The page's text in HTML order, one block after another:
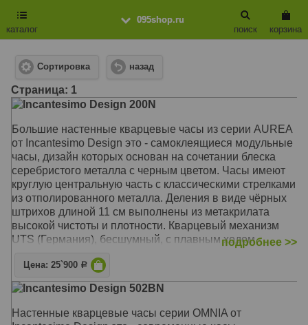
095shop.ru
каталог
корзина
поиск
Сортировка назад
Cтраница: 1
Incantesimo Design 200N
Большие настенные кварцевые часы из серии AUREA
от Incantesimo Design это - самоклеящиеся модульные
часы, дизайн которых основан на сочетании блеска
серебристого металла с черным цветом. Часы имеют
круглую центральную часть с классическими стрелками
из отполированного металла. Деления в виде чёрных
штрихов длиной 11 см выполнены из метакрилата
высокой чистоты и плотности. Кварцевый механизм
UTS (Германия), бесшумный, с плавным ходом.
см. Центральная часть подвешивается на крепление, а
деления располагаются на стене по прилагаемому
шаблону на самоклеящейся основе. При этом фактура
поверхности может быть абсолютно любой: от гладких
обоев до рельефного камня и дерева. В комплект
подробнее >>
Цена: 25`900 Р
Incantesimo Design 502BN
Настенные кварцевые часы серии OMNIA от